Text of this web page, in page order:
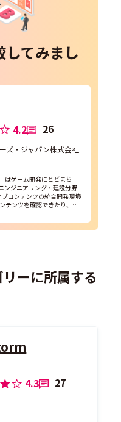
てみまし
4.2 26
ズ・ジャパン株式会社
はゲーム開発にとどまら
ンジニアリング・建設分野
コンテンツの統合開発環境
テンツを確認できたり、他
ーに所属する
4.3 27